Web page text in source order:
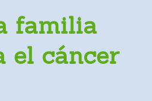
familia
el cáncer